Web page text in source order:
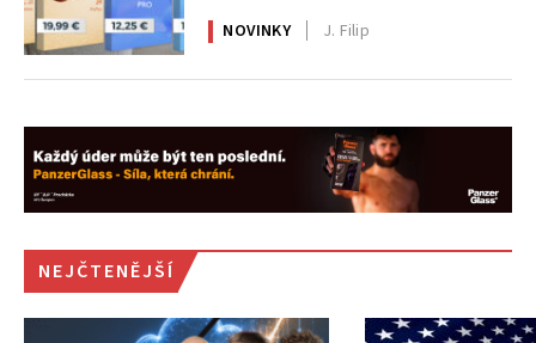
NOVINKY J. Filip
NEJČTENĚJŠÍ